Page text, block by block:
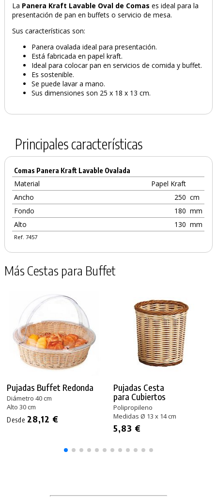
La Panera Kraft Lavable Oval de Comases ideal para la
presentación de pan en buffets o servicio de mesa.
Sus características son:
Panera ovalada ideal para presentación.
Está fabricada en papel kraft.
Ideal para colocar pan en servicios de comida y buffet.
Es sostenible.
Se puede lavar a mano.
Sus dimensiones son 25 x 18 x 13 cm.
Principales características
Comas Panera Kraft Lavable Ovalada
Material
Papel Kraft
Ancho
250 cm
Fondo
180 mm
Alto
130 mm
Ref. 7457
Más Cestas para Buffet
Pujadas Buffet Redonda
Diámetro 40 cm
Alto 30 cm
Desde 28,12 €
Pujadas Cesta
para Cubiertos
Polipropileno
Medidas Ø 13 x 14 cm
5,83 €